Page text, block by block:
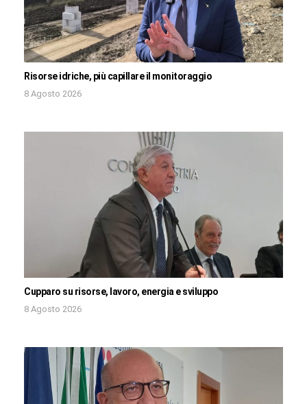
Risorse idriche, più capillare il monitoraggio
8 Agosto 2026
Cupparo su risorse, lavoro, energia e sviluppo
8 Agosto 2026